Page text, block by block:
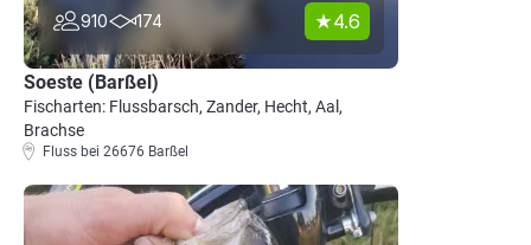
910 174 4.6
Soeste (Barßel)
Fischarten: Flussbarsch, Zander, Hecht, Aal,
Brachse
Fluss bei 26676 Barßel